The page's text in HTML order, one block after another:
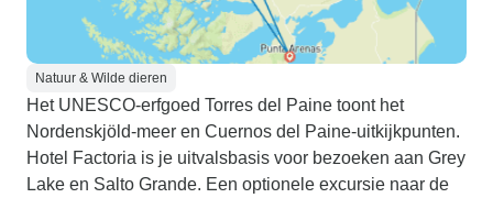
Natuur & Wilde dieren
Het UNESCO-erfgoed Torres del Paine toont het
Nordenskjöld-meer en Cuernos del Paine-uitkijkpunten.
Hotel Factoria is je uitvalsbasis voor bezoeken aan Grey
Lake en Salto Grande. Een optionele excursie naar de